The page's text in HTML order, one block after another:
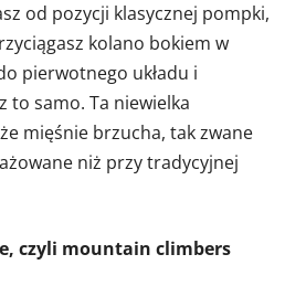
od pozycji klasycznej pompki,
kolano bokiem w
pierwotnego układu i
to samo. Ta niewielka
mięśnie brzucha, tak zwane
niż przy tradycyjnej
czyli mountain climbers